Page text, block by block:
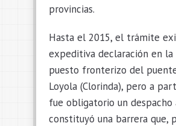
provincias.
Hasta el 2015, el trámite
expeditiva declaración en la
puesto fronterizo del
Loyola (Clorinda), pero a
fue obligatorio un despacho
constituyó una barrera que,